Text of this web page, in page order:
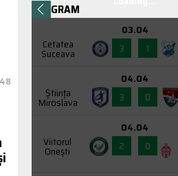
PROGRAM
Cetatea
Suceava
03.04
3
1
Știința
Miroslava
04.04
3
0
Viitorul
Onești
04.04
2
0